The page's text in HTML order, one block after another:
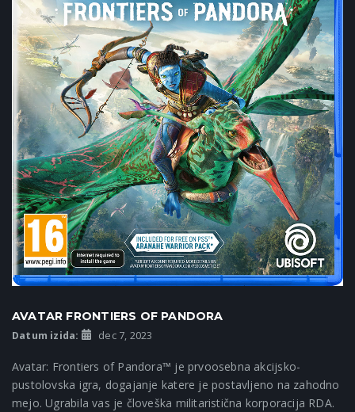
AVATAR FRONTIERS OF PANDORA
Datum izida: dec 7, 2023
Avatar: Frontiers of Pandora™ je prvoosebna akcijsko-
pustolovska igra, dogajanje katere je postavljeno na zahodno
mejo. Ugrabila vas je človeška militaristična korporacija RDA.